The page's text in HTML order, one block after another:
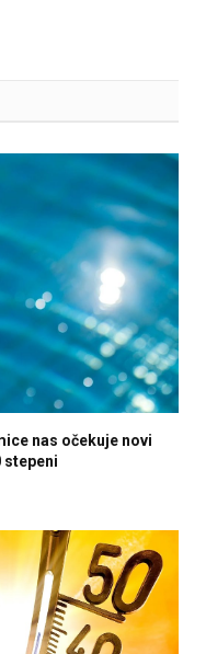
nas očekuje novi
stepeni